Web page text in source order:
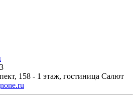
158 - 1 этаж, гостиница Салют